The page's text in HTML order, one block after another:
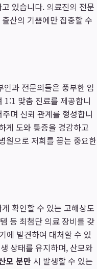
있습니다. 의료진의 전문
산의 기쁨에만 집중할 수
과 전문의들은 풍부한 임
1:1 맞춤 진료를 제공합니
며 신뢰 관계를 형성합니
게 도와 통증을 경감하고
원으로 저희를 꼽는 중요한
확인할 수 있는 고해상도
등 최첨단 의료 장비를 갖
에 발견하여 대처할 수 있
상태를 유지하며, 산모와
모 분만 시 발생할 수 있는